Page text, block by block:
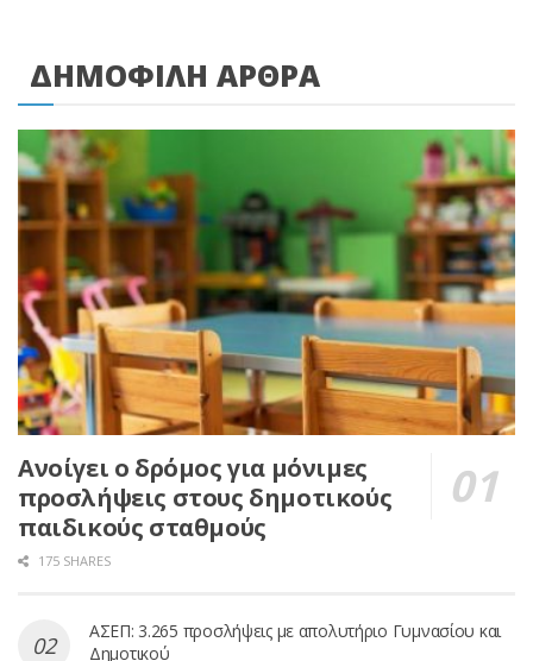
ΔΗΜΟΦΙΛΗ ΑΡΘΡΑ
Ανοίγει ο δρόμος για μόνιμες
προσλήψεις στους δημοτικούς
παιδικούς σταθμούς
175 SHARES
ΑΣΕΠ: 3.265 προσλήψεις με απολυτήριο Γυμνασίου και
Δημοτικού